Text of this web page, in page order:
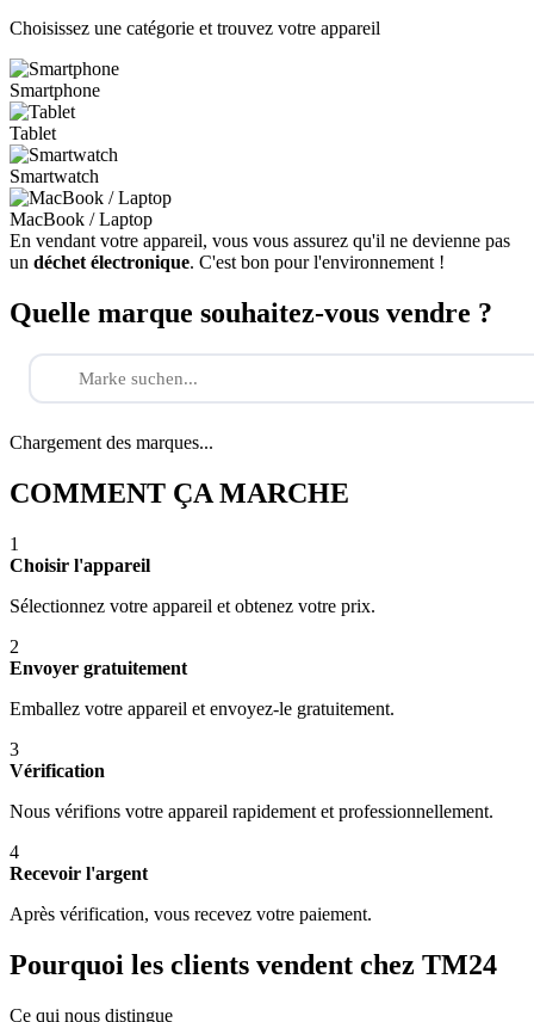
Choisissez une catégorie et trouvez votre appareil
Smartphone
Tablet
Smartwatch
MacBook / Laptop
En vendant votre appareil, vous vous assurez qu'il ne devienne pas
un déchet électronique. C'est bon pour l'environnement !
Quelle marque souhaitez-vous vendre ?
Chargement des marques...
COMMENT ÇA MARCHE
1
Choisir l'appareil
Sélectionnez votre appareil et obtenez votre prix.
2
Envoyer gratuitement
Emballez votre appareil et envoyez-le gratuitement.
3
Vérification
Nous vérifions votre appareil rapidement et professionnellement.
4
Recevoir l'argent
Après vérification, vous recevez votre paiement.
Pourquoi les clients vendent chez TM24
Ce qui nous distingue